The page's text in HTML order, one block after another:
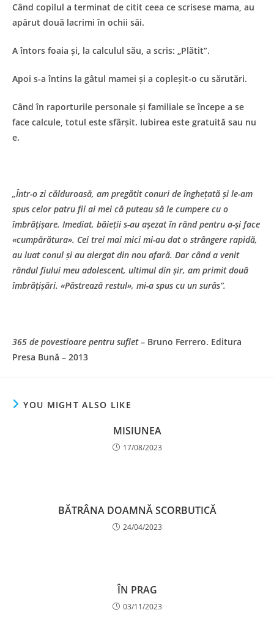
Când copilul a terminat de citit ceea ce scrisese mama, au
apărut două lacrimi în ochii săi.
A întors foaia și, la calculul său, a scris: „Plătit”.
Apoi s-a întins la gâtul mamei și a copleșit-o cu sărutări.
Când în raporturile personale și familiale se începe a se
face calcule, totul este sfârșit. Iubirea este gratuită sau nu
e.
„Într-o zi călduroasă, am pregătit conuri de înghețată și le-am
spus celor patru fii ai mei că puteau să le cumpere cu o
îmbrățișare. Imediat, băieții s-au așezat în rând pentru a-și face
«cumpărătura». Cei trei mai mici mi-au dat o strângere rapidă,
au luat conul și au alergat din nou afară. Dar când a venit
rândul fiului meu adolescent, ultimul din șir, am primit două
îmbrățișări. «Păstrează restul», mi-a spus cu un surâs”.
365 de povestioare pentru suflet– Bruno Ferrero. Editura
Presa Bună – 2013
YOU MIGHT ALSO LIKE
MISIUNEA
17/08/2023
BĂTRÂNA DOAMNĂ SCORBUTICĂ
24/04/2023
ÎN PRAG
03/11/2023